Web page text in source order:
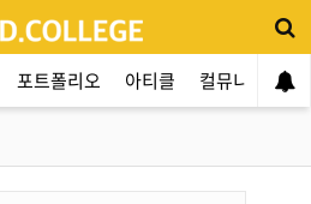
포트폴리오 아티클 컬뮤니티